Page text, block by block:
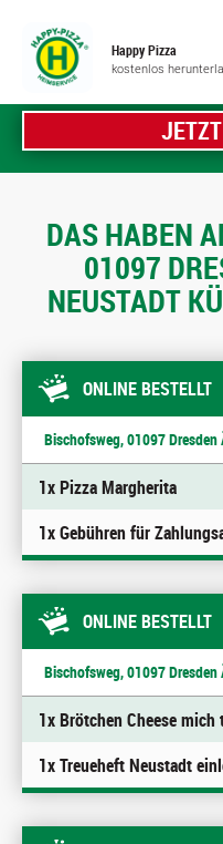
Happy Pizza
kostenlos
DAS HABEN
01097
EUSTADT
ONLINE BESTELLT
Bischofsweg, 01097 Dresden
1x Pizza Margherita
1x Gebühren für
ONLINE BESTELLT
Bischofsweg, 01097 Dresden
1x Brötchen Cheese mich
1x Treueheft Neustadt